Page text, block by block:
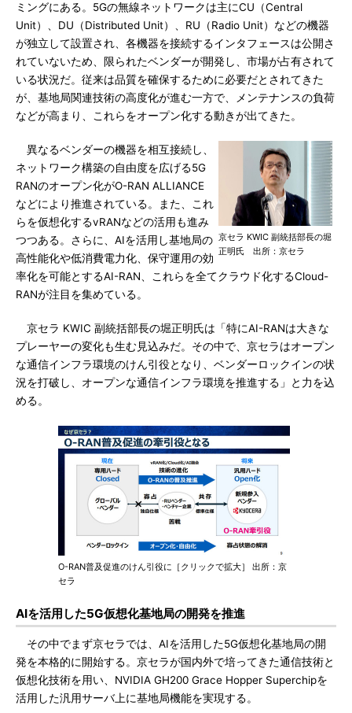
ミングにある。5Gの無線ネットワークは主にCU（Central
Unit）、DU（Distributed Unit）、RU（Radio Unit）などの機器
が独立して設置され、各機器を接続するインタフェースは公開さ
れていないため、限られたベンダーが開発し、市場が占有されて
いる状況だ。従来は品質を確保するために必要だとされてきた
が、基地局関連技術の高度化が進む一方で、メンテナンスの負荷
などが高まり、これらをオープン化する動きが出てきた。
京セラ KWIC 副統括部長の堀
正明氏 出所：京セラ
異なるベンダーの機器を相互接続し、
ネットワーク構築の自由度を広げる5G
RANのオープン化がO-RAN ALLIANCE
などにより推進されている。また、これ
らを仮想化するvRANなどの活用も進み
つつある。さらに、AIを活用し基地局の
高性能化や低消費電力化、保守運用の効
率化を可能とするAI-RAN、これらを全てクラウド化するCloud-
RANが注目を集めている。
京セラ KWIC 副統括部長の堀正明氏は「特にAI-RANは大きな
プレーヤーの変化も生む見込みだ。その中で、京セラはオープン
な通信インフラ環境のけん引役となり、ベンダーロックインの状
況を打破し、オープンな通信インフラ環境を推進する」と力を込
める。
O-RAN普及促進のけん引役に［クリックで拡大］ 出所：京
セラ
AIを活用した5G仮想化基地局の開発を推進
その中でまず京セラでは、AIを活用した5G仮想化基地局の開
発を本格的に開始する。京セラが国内外で培ってきた通信技術と
仮想化技術を用い、NVIDIA GH200 Grace Hopper Superchipを
活用した汎用サーバ上に基地局機能を実現する。